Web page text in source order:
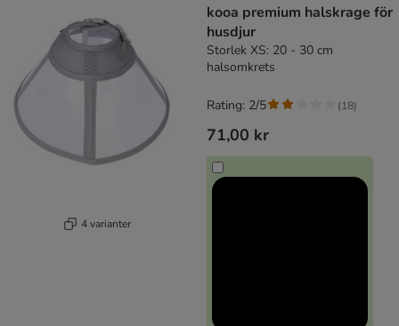
4 varianter
kooa premium halskrage för
husdjur
Storlek XS: 20 - 30 cm
halsomkrets
71,00 kr
Rating: 2/5 (18)